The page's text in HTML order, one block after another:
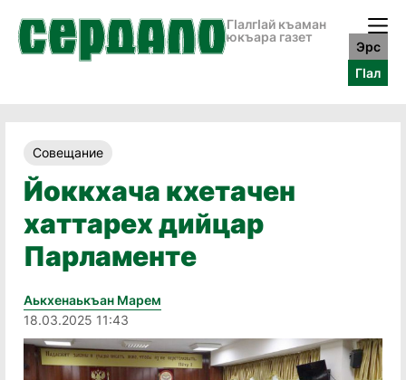
ГӀалгӀай къаман
юкъара газет
Эрс
ГӀал
Совещание
Йоккхача кхетачен
хаттарех дийцар
Парламенте
Аькхенаькъан Марем
18.03.2025 11:43